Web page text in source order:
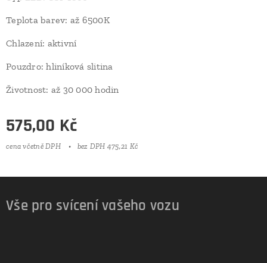
Teplota barev: až 6500K
Chlazení: aktivní
Pouzdro: hliníková slitina
Životnost: až 30 000 hodin
575,00 Kč
cena včetně DPH bez DPH 475,21 Kč
Vše pro svícení vašeho vozu